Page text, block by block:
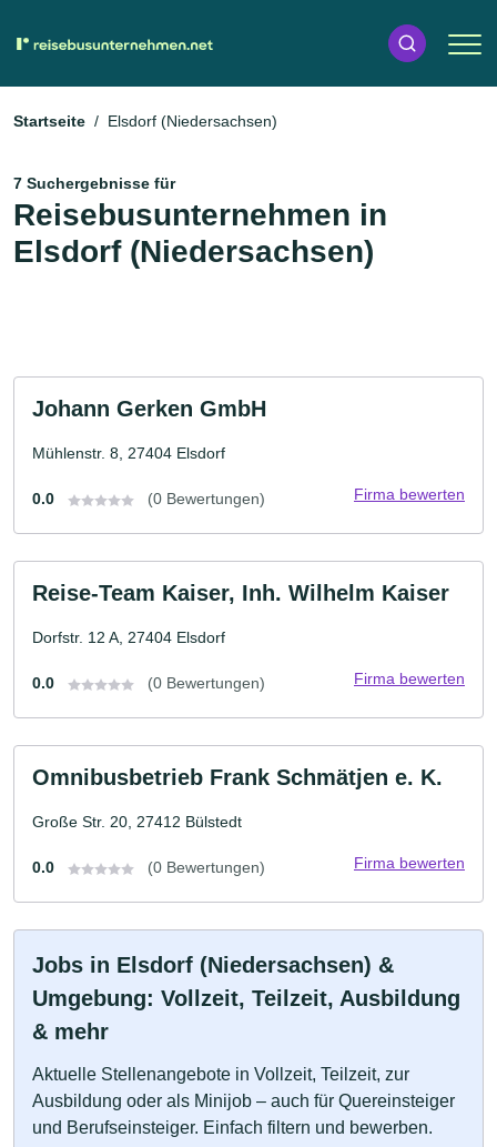
Startseite Elsdorf (Niedersachsen)
7 Suchergebnisse für
Reisebusunternehmen in
Elsdorf (Niedersachsen)
Johann Gerken GmbH
Mühlenstr. 8, 27404 Elsdorf
0.0 (0 Bewertungen) Firma bewerten
Reise-Team Kaiser, Inh. Wilhelm Kaiser
Dorfstr. 12 A, 27404 Elsdorf
0.0 (0 Bewertungen) Firma bewerten
Omnibusbetrieb Frank Schmätjen e. K.
Große Str. 20, 27412 Bülstedt
0.0 (0 Bewertungen) Firma bewerten
Jobs in Elsdorf (Niedersachsen) &
Umgebung: Vollzeit, Teilzeit, Ausbildung
& mehr
Aktuelle Stellenangebote in Vollzeit, Teilzeit, zur
Ausbildung oder als Minijob – auch für Quereinsteiger
und Berufseinsteiger. Einfach filtern und bewerben.